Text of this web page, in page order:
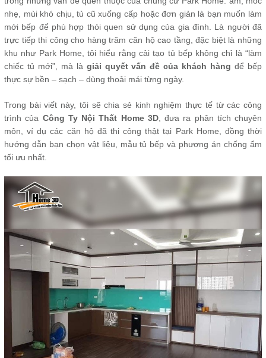
nhẹ, mùi khó chịu, tủ cũ xuống cấp hoặc đơn giản là bạn muốn làm
mới bếp để phù hợp thói quen sử dụng của gia đình. Là người đã
trực tiếp thi công cho hàng trăm căn hộ cao tầng, đặc biệt là những
khu như Park Home, tôi hiểu rằng cải tạo tủ bếp không chỉ là “làm
chiếc tủ mới”, mà là giải quyết vấn đề của khách hàng để bếp
thực sự bền – sạch – dùng thoải mái từng ngày.
Trong bài viết này, tôi sẽ chia sẻ kinh nghiệm thực tế từ các công
trình của Công Ty Nội Thất Home 3D, đưa ra phân tích chuyên
môn, ví dụ các căn hộ đã thi công thật tại Park Home, đồng thời
hướng dẫn bạn chọn vật liệu, mẫu tủ bếp và phương án chống ẩm
tối ưu nhất.